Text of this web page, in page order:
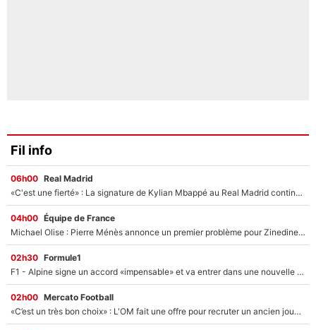
Fil info
06h00 Real Madrid
«C'est une fierté» : La signature de Kylian Mbappé au Real Madrid continue de régaler l'Espagne
04h00 Équipe de France
Michael Olise : Pierre Ménès annonce un premier problème pour Zinedine Zidane en équipe de France
02h30 Formule1
F1 - Alpine signe un accord «impensable» et va entrer dans une nouvelle dimension : Grande nouvelle pour Pierre Gasly !
02h00 Mercato Football
«C’est un très bon choix» : L'OM fait une offre pour recruter un ancien joueur du PSG... et c'est validé dans l'After Foot !